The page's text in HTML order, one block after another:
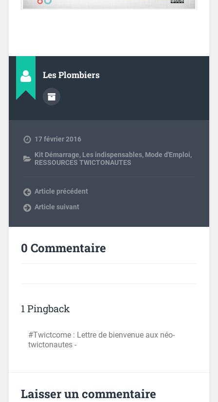
Les Plombiers
17 février 2016
Kit Démarrage, Les indispensables, Mode d'Emploi,
RESSOURCES TWICTONAUTES
Article précédent
Article suivant
0 Commentaire
1 Pingback
#Twictcome : Lettre de bienvenue aux néo-
twictonautes -
Laisser un commentaire